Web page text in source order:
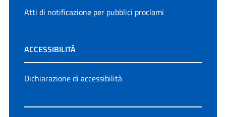
Atti di notificazione per pubblici proclami
ACCESSIBILITÀ
Dichiarazione di accessibilità